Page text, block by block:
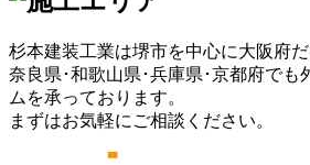
杉本建装工業は堺市を中心に大阪府だ
奈良県･和歌山県･兵庫県･京都府でも
ムを承っております。
まずはお気軽にご相談ください。